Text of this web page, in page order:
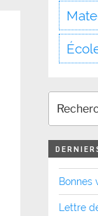
Bonnes
Lettre